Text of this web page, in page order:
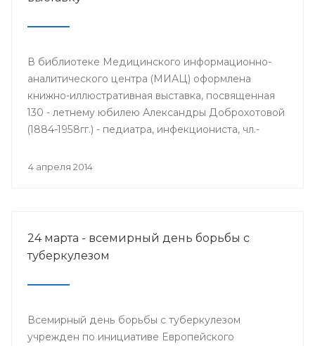
В библиотеке Медицинского информационно-
аналитического центра (МИАЦ) оформлена
книжно-иллюстративная выставка, посвященная
130 - летнему юбилею Александры Доброхотовой
(1884-1958гг.) - педиатра, инфекциониста, чл.-
деятеля науки РСФСР.
4 апреля 2014
24 марта - всемирный день борьбы с
туберкулезом
Всемирный день борьбы с туберкулезом
учрежден по инициативе Европейского